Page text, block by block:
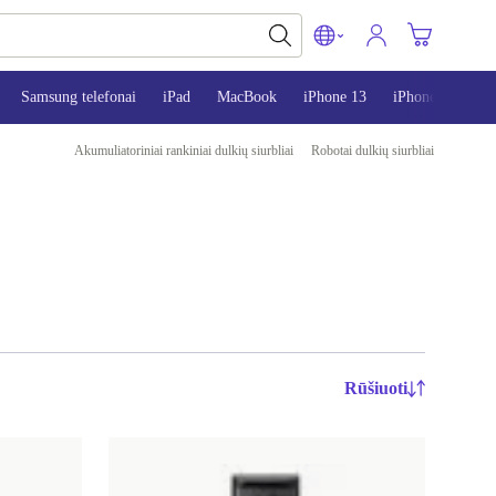
Samsung telefonai iPad MacBook iPhone 13 iPhone 14
Akumuliatoriniai rankiniai dulkių siurbliai Robotai dulkių siurbliai
Rūšiuoti